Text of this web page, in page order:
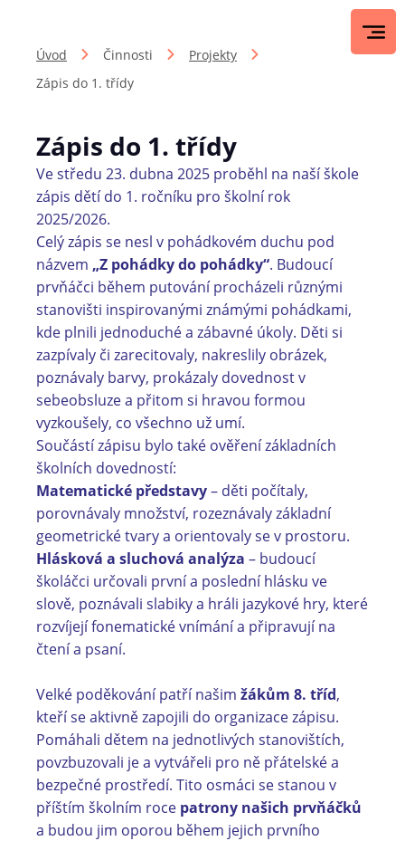
Úvod Činnosti
Projekty
Zápis do 1. třídy
Zápis do 1. třídy
Ve středu 23. dubna 2025 proběhl na naší škole
zápis dětí do 1. ročníku pro školní rok
2025/2026.
Celý zápis se nesl v pohádkovém duchu pod
názvem „Z pohádky do pohádky“. Budoucí
prvňáčci během putování procházeli různými
stanovišti inspirovanými známými pohádkami,
kde plnili jednoduché a zábavné úkoly. Děti si
zazpívaly či zarecitovaly, nakreslily obrázek,
poznávaly barvy, prokázaly dovednost v
sebeobsluze a přitom si hravou formou
vyzkoušely, co všechno už umí.
Součástí zápisu bylo také ověření základních
školních dovedností:
Matematické představy– děti počítaly,
porovnávaly množství, rozeznávaly základní
geometrické tvary a orientovaly se v prostoru.
Hlásková a sluchová analýza – budoucí
školáčci určovali první a poslední hlásku ve
slově, poznávali slabiky a hráli jazykové hry, které
rozvíjejí fonematické vnímání a připravují na
čtení a psaní.
Velké poděkování patří našim žákům 8. tříd,
kteří se aktivně zapojili do organizace zápisu.
Pomáhali dětem na jednotlivých stanovištích,
povzbuzovali je a vytvářeli pro ně přátelské a
bezpečné prostředí. Tito osmáci se stanou v
příštím školním roce patrony našich prvňáčků
a budou jim oporou během jejich prvního